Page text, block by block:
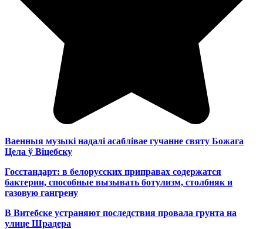
Ваенныя музыкі надалі асаблівае гучанне святу Божага
Цела ў Віцебску
Госстандарт: в белорусских приправах содержатся
бактерии, способные вызывать ботулизм, столбняк и
газовую гангрену
В Витебске устраняют последствия провала грунта на
улице Шрадера